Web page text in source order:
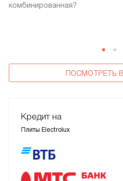
комбинированная?
ПОСМОТРЕТЬ
Кредит на
Плиты Electrolux